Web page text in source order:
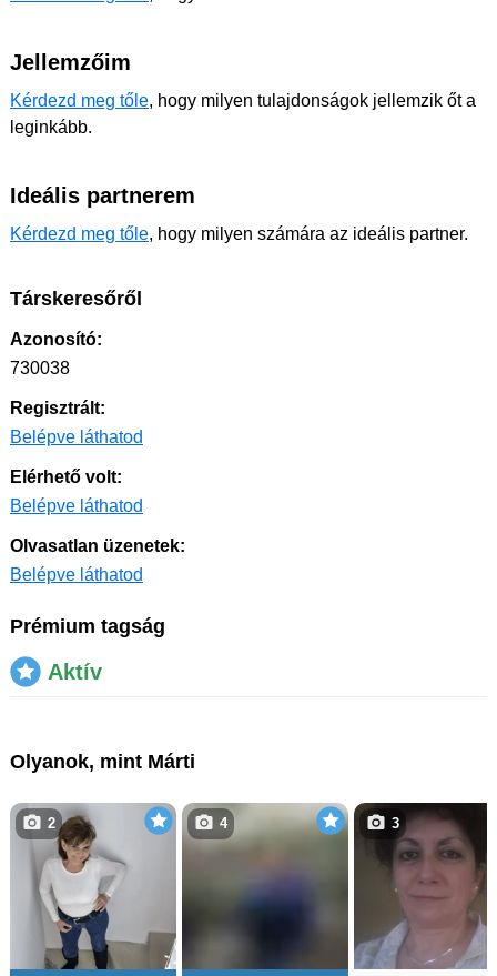
Jellemzőim
Kérdezd meg tőle, hogy milyen tulajdonságok jellemzik őt a
leginkább.
Ideális partnerem
Kérdezd meg tőle, hogy milyen számára az ideális partner.
Társkeresőről
Azonosító:
730038
Regisztrált:
Belépve láthatod
Elérhető volt:
Belépve láthatod
Olvasatlan üzenetek:
Belépve láthatod
Prémium tagság
Aktív
Olyanok, mint Márti
2 4 3